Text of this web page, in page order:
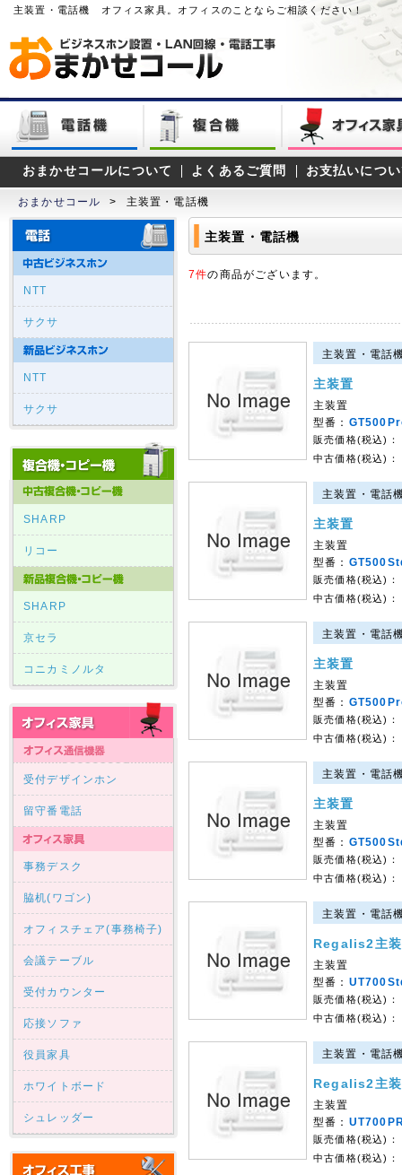
主装置・電話機 オフィス家具。オフィスのことならご相談ください！
おまかせコールについて よくあるご質問 お支払いにつ
おまかせコール > 主装置・電話機
NTT
サクサ
NTT
サクサ
SHARP
リコー
SHARP
京セラ
コニカミノルタ
受付デザインホン
留守番電話
事務デスク
脇机(ワゴン)
オフィスチェア(事務椅子)
会議テーブル
受付カウンター
応接ソファ
役員家具
ホワイトボード
シュレッダー
主装置・電話機
7件の商品がございます。
主装置・電話
主装置
主装置
型番：
販売価格(税込)：
中古価格(税込)：
主装置・電話
主装置
主装置
型番：
販売価格(税込)：
中古価格(税込)：
主装置・電話
主装置
主装置
型番：
販売価格(税込)：
中古価格(税込)：
主装置・電話
主装置
主装置
型番：
販売価格(税込)：
中古価格(税込)：
主装置・電話
Regalis2主
主装置
型番：
販売価格(税込)：
中古価格(税込)：
主装置・電話
Regalis2主
主装置
型番：
販売価格(税込)：
中古価格(税込)：